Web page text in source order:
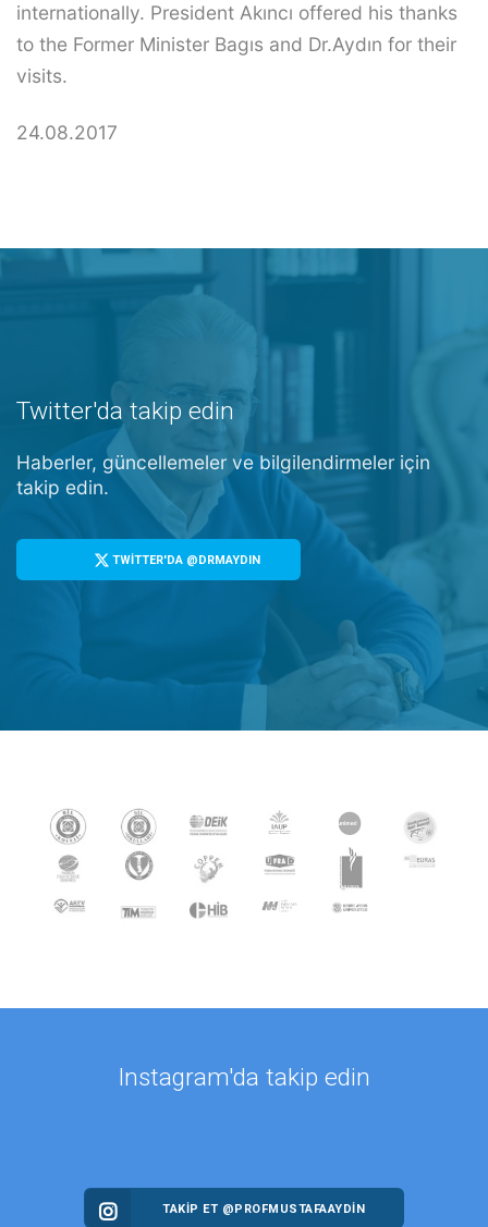
internationally. President Akıncı offered his thanks
to the Former Minister Bagıs and Dr.Aydın for their
visits.
24.08.2017
Twitter'da takip edin
Haberler, güncellemeler ve bilgilendirmeler için
takip edin.
TWİTTER'DA @DRMAYDIN
Instagram'da takip edin
TAKİP ET @PROFMUSTAFAAYDIN